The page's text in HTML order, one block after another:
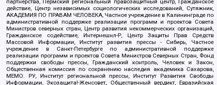
партнерства, Пермский региональный правозащитный центр, Гражданское
действие, Центр независимых социологических исследований, Сутяжник,
АКАДЕМИЯ ПО ПРАВАМ ЧЕЛОВЕКА, Частное учреждение в Калининграде по
административной поддержке реализации программ и проектов Совета
Министров северных стран, Центр развития некоммерческих организаций,
Гражданское содействие, Интернешнл-Р, Центр Защиты Прав Средств
Массовой Информации, Институт развития прессы - Сибирь, Частное
учреждение в Санкт-Петербурге по административной поддержке
реализации программ и проектов Совета Министров Северных Стран, Фонд
поддержки свободы прессы, Гражданский контроль, Человек и Закон,
Общественная комиссия по сохранению наследия академика Сахарова,
МЕМО. РУ, Институт региональной прессы, Институт Развития Свободы
Информации, Экозащита!-Женсовет, Общественный вердикт, Евразийская